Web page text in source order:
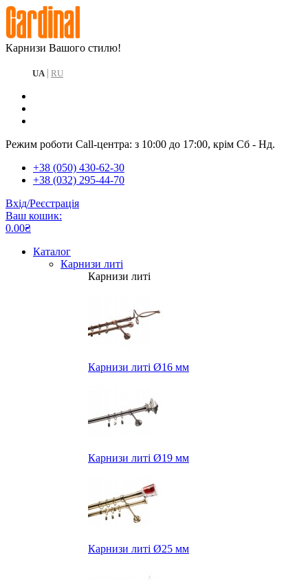
Карнизи Вашого стилю!
UA | RU
Режим роботи Call-центра: з 10:00 до 17:00, крім Сб - Нд.
+38 (050) 430-62-30
+38 (032) 295-44-70
Вхід/Реєстрація
Ваш кошик:
0.00₴
Каталог
Карнизи литі
Карнизи литі
Карнизи литі Ø16 мм
Карнизи литі Ø19 мм
Карнизи литі Ø25 мм